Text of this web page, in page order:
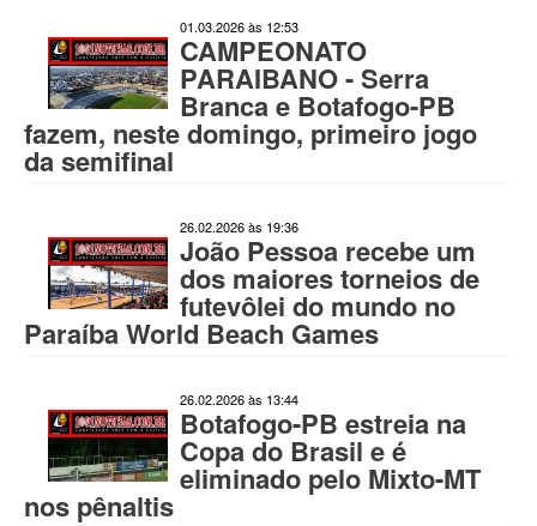
01.03.2026 às 12:53
CAMPEONATO
PARAIBANO - Serra
Branca e Botafogo-PB
fazem, neste domingo, primeiro jogo
da semifinal
26.02.2026 às 19:36
João Pessoa recebe um
dos maiores torneios de
futevôlei do mundo no
Paraíba World Beach Games
26.02.2026 às 13:44
Botafogo-PB estreia na
Copa do Brasil e é
eliminado pelo Mixto-MT
nos pênaltis